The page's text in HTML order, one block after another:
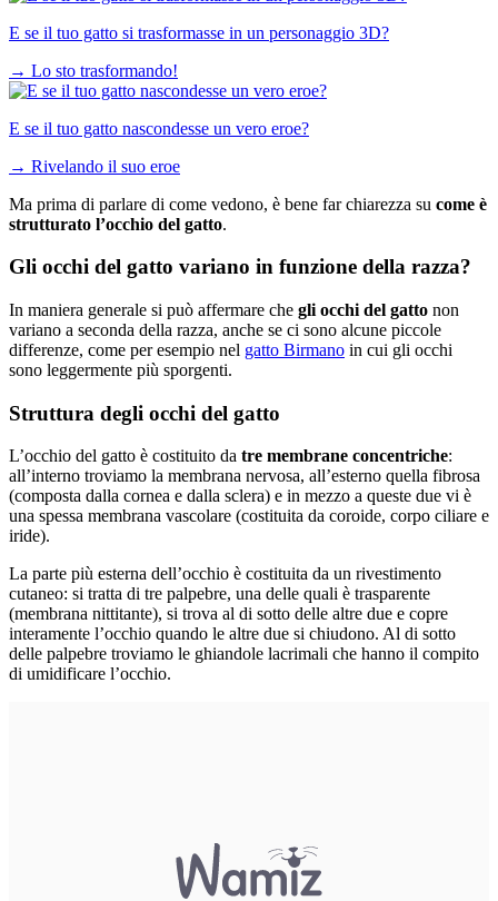
E se il tuo gatto si trasformasse in un personaggio 3D?
→ Lo sto trasformando!
E se il tuo gatto nascondesse un vero eroe?
→ Rivelando il suo eroe
Ma prima di parlare di come vedono, è bene far chiarezza su come è
strutturato l’occhio del gatto.
Gli occhi del gatto variano in funzione della razza?
In maniera generale si può affermare che gli occhi del gatto non
variano a seconda della razza, anche se ci sono alcune piccole
differenze, come per esempio nel gatto Birmano in cui gli occhi
sono leggermente più sporgenti.
Struttura degli occhi del gatto
L’occhio del gatto è costituito da tre membrane concentriche:
all’interno troviamo la membrana nervosa, all’esterno quella fibrosa
(composta dalla cornea e dalla sclera) e in mezzo a queste due vi è
una spessa membrana vascolare (costituita da coroide, corpo ciliare e
iride).
La parte più esterna dell’occhio è costituita da un rivestimento
cutaneo: si tratta di tre palpebre, una delle quali è trasparente
(membrana nittitante), si trova al di sotto delle altre due e copre
interamente l’occhio quando le altre due si chiudono. Al di sotto
delle palpebre troviamo le ghiandole lacrimali che hanno il compito
di umidificare l’occhio.